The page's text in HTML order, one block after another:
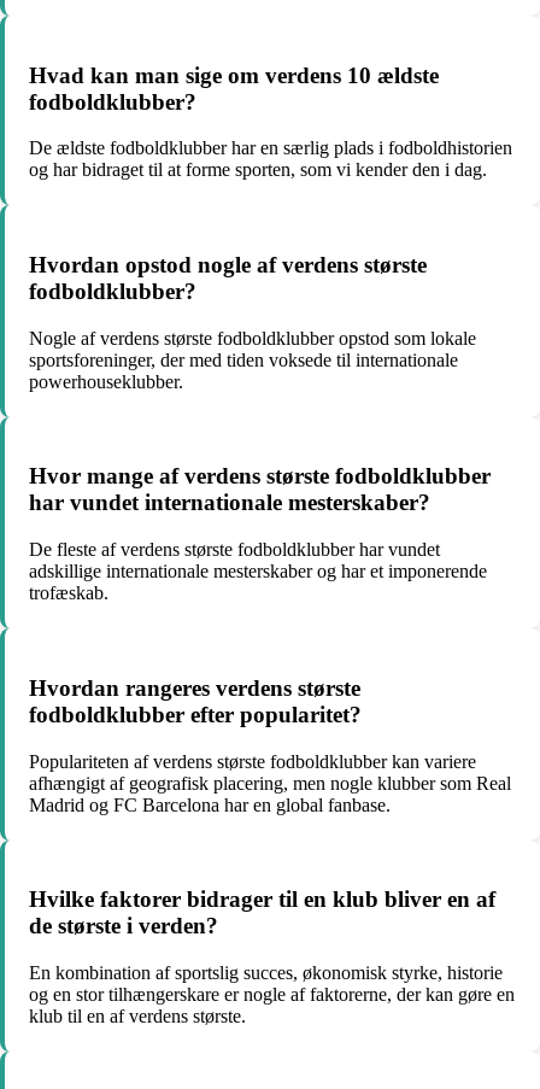
Hvad kan man sige om verdens 10 ældste
fodboldklubber?
De ældste fodboldklubber har en særlig plads i fodboldhistorien
og har bidraget til at forme sporten, som vi kender den i dag.
Hvordan opstod nogle af verdens største
fodboldklubber?
Nogle af verdens største fodboldklubber opstod som lokale
sportsforeninger, der med tiden voksede til internationale
powerhouseklubber.
Hvor mange af verdens største fodboldklubber
har vundet internationale mesterskaber?
De fleste af verdens største fodboldklubber har vundet
adskillige internationale mesterskaber og har et imponerende
trofæskab.
Hvordan rangeres verdens største
fodboldklubber efter popularitet?
Populariteten af verdens største fodboldklubber kan variere
afhængigt af geografisk placering, men nogle klubber som Real
Madrid og FC Barcelona har en global fanbase.
Hvilke faktorer bidrager til en klub bliver en af
de største i verden?
En kombination af sportslig succes, økonomisk styrke, historie
og en stor tilhængerskare er nogle af faktorerne, der kan gøre en
klub til en af verdens største.